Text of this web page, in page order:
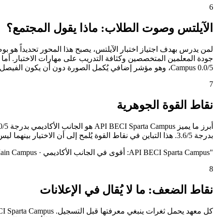
6
الآيلتس وصوت الطلاب: ماذا يقول المجتمع؟
Campus 0.0/5، وهو مؤشر إضافي يُكمل الصورة دون أن يكون الفيصل الوحيد.
7
نقاط القوة الجوهرية
بدرجة 3.6/5. هذا التباين في نقاط القوة يُلمح إلى أن الاختيار بينهما ليس قراراً عاماً بل قراراً شخصياً يعتمد على ما يُعلي الطالب من أولويات.
"API BECI Sparta Campus: أقوى في الجانب الأكاديمي · Pines International Academy - Main Campus: أقوى في الجانب الأكاديمي
8
نقاط الضعف: ما لا يُقال في الإعلانات